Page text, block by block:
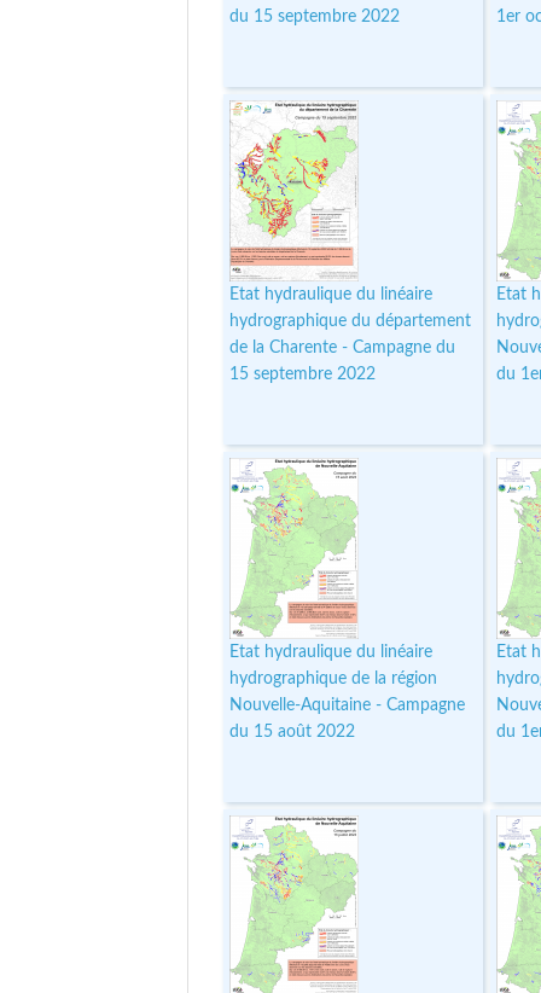
du 15 septembre 2022
1er
Etat hydraulique du linéaire
hydrographique du département
de la Charente - Campagne du
15 septembre 2022
Etat
du
Etat hydraulique du linéaire
hydrographique de la région
Nouvelle-Aquitaine - Campagne
du 15 août 2022
Etat
du